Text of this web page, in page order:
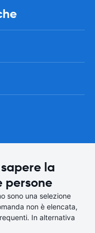
la
persone
sono una selezione
non è elencata,
In alternativa